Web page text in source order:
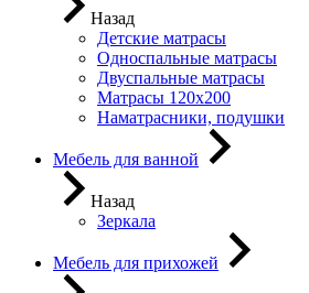
Назад
Детские матрасы
Односпальные матрасы
Двуспальные матрасы
Матрасы 120х200
Наматрасники, подушки
Мебель для ванной
Назад
Зеркала
Мебель для прихожей